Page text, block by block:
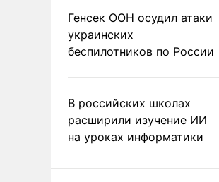
Генсек ООН осудил атаки
украинских
беспилотников по России
В российских школах
расширили изучение ИИ
на уроках информатики